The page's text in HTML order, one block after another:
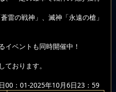
雷の戦神」、滅神「永遠の槍」
イベントも同時開催中！
ております。
00：01-2025年10月6日23：59